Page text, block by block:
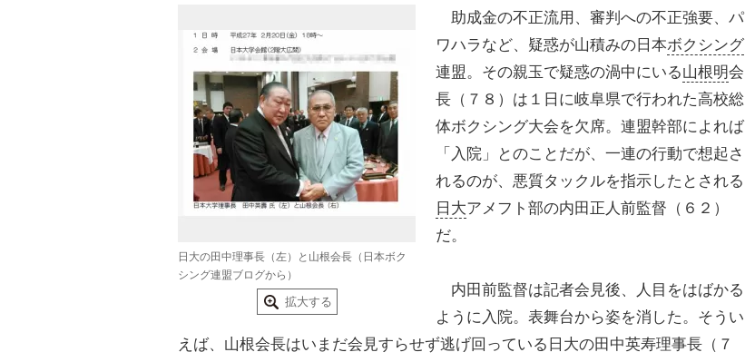
日大の田中理事長（左）と山根会長（日本ボク
シング連盟ブログから）
拡大する
助成金の不正流用、審判への不正強要、パ
ワハラなど、疑惑が山積みの日本ボクシング
連盟。その親玉で疑惑の渦中にいる山根明会
長（７８）は１日に岐阜県で行われた高校総
体ボクシング大会を欠席。連盟幹部によれば
「入院」とのことだが、一連の行動で想起さ
れるのが、悪質タックルを指示したとされる
日大アメフト部の内田正人前監督（６２）
だ。
内田前監督は記者会見後、人目をはばかる
ように入院。表舞台から姿を消した。そうい
えば、山根会長はいまだ会見すらせず逃げ回っている日大の田中英寿理事長（７